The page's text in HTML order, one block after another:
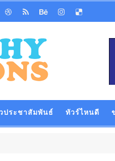
ประชาสัมพันธ์ ทัวร์ไหนดี